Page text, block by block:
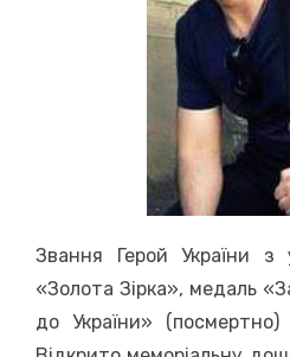
Звання Герой України з
«Золота Зірка», медаль
до України»